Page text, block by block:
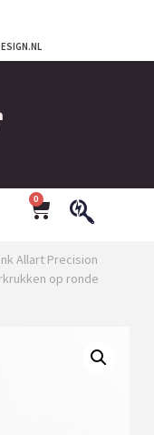
0
Allart Precision
op ronde